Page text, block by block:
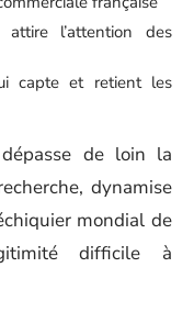
l’attention des
capte et retient les
dépasse de loin la
dynamise
mondial de
difficile à